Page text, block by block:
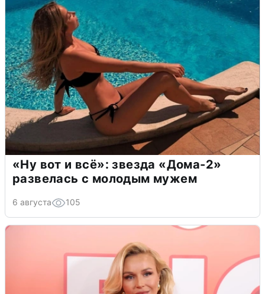
«Ну вот и всё»: звезда «Дома-2»
развелась с молодым мужем
6 августа 105